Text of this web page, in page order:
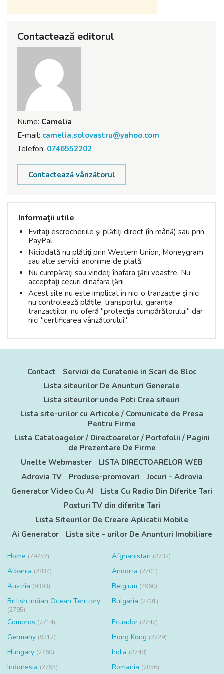
Contactează editorul
Nume: Camelia
E-mail: camelia.solovastru@yahoo.com
Telefon: 0746552202
Contactează vânzătorul
Informaţii utile
Evitaţi escrocheriile şi plătiţi direct (în mână) sau prin
PayPal
Niciodată nu plătiţi prin Western Union, Moneygram
sau alte servicii anonime de plată.
Nu cumpăraţi sau vindeţi înafara ţării voastre. Nu
acceptaţi cecuri dinafara ţării
Acest site nu este implicat în nici o tranzacţie şi nici
nu controlează plăţile, transportul, garanţia
tranzacţiilor, nu oferă "protecţia cumpărătorului" dar
nici "certificarea vânzătorului".
Contact
Servicii de Curatenie in Scari de Bloc
Lista siteurilor De Anunturi Generale
Lista siteurilor unde Poti Crea siteuri
Lista site-urilor cu Articole / Comunicate de Presa
Pentru Firme
Lista Cataloagelor / Directoarelor / Portofolii / Pagini
de Prezentare De Firme
Unelte Webmaster
LISTA DIRECTOARELOR WEB
Adrovia TV
Produse-promovari
Jocuri - Adrovia
Generator Video Cu AI
Lista Cu Radio Din Diferite Tari
Posturi TV din diferite Tari
Lista Siteurilor De Creare Aplicatii Mobile
Ai Generator
Lista site - urilor De Anunturi Imobiliare
Home (79752) Afghanistan (2732)
Albania (2834) Andorra (2701)
Austria (9393) Belgium (4960)
British Indian Ocean Territory
(2795)
Bulgaria (2701)
Comoros (2714) Ecuador (2742)
Germany (9312) Hong Kong (2729)
Hungary (2760) India (2748)
Indonesia (2795) Romania (2856)